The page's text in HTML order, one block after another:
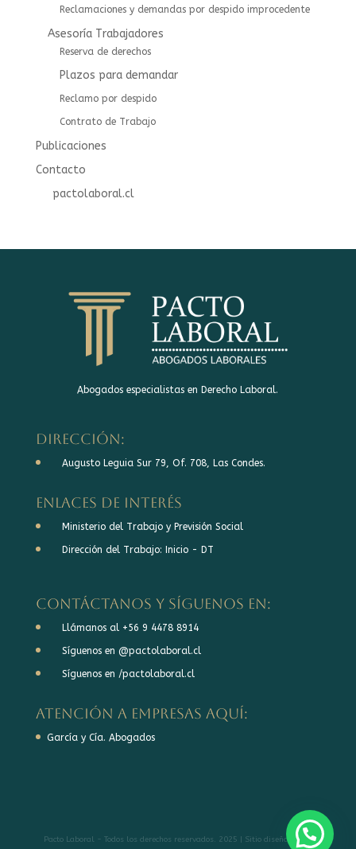
Reclamaciones y demandas por despido improcedente
Asesoría Trabajadores
⁠⁠Reserva de derechos
Plazos para demandar
Reclamo por despido
Contrato de Trabajo
Publicaciones
Contacto
pactolaboral.cl
Abogados especialistas en Derecho Laboral.
DIRECCIÓN:
Augusto Leguia Sur 79, Of. 708, Las Condes.
Enlaces de interés
Ministerio del Trabajo y Previsión Social
Dirección del Trabajo: Inicio - DT
Contáctanos y síguenos en:
Llámanos al +56 9 4478 8914
Síguenos en @pactolaboral.cl
Síguenos en /pactolaboral.cl
Atención a Empresas aquí:
García y Cía. Abogados
Pacto Laboral - Todos los derechos reservados. 2025 | Sitio diseñado con